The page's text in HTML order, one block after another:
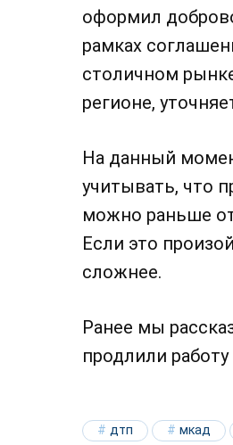
оформил
рамках
столичном
регионе,
На данный
учитывать, что
можно раньше
Если это
сложнее.
Ранее мы
продлили
дтп мкад